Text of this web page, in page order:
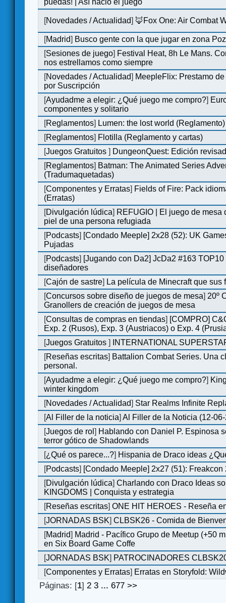
puedas! | Así nació el juego
[Novedades / Actualidad] 🦊Fox One: Air Combat
[Madrid] Busco gente con la que jugar en zona
[Sesiones de juego] Festival Heat, 8h Le Mans.
nos estrellamos como siempre
[Novedades / Actualidad] MeepleFlix: Prestamo
por Suscripción
[Ayudadme a elegir: ¿Qué juego me compro?]
componentes y solitario
[Reglamentos] Lumen: the lost world (Reglamento)
[Reglamentos] Flotilla (Reglamento y cartas)
[Juegos Gratuitos] DungeonQuest: Edición
[Reglamentos] Batman: The Animated Series
(Tradumaquetadas)
[Componentes y Erratas] Fields of Fire: Pack
(Erratas)
[Divulgación lúdica] REFUGIO | El juego de mesa
piel de una persona refugiada
[Podcasts] [Condado Meeple] 2x28 (52): UK
Pujadas
[Podcasts] [Jugando con Da2] JcDa2 #163
diseñadores
[Cajón de sastre] La película de Minecraft que sus
[Concursos sobre diseño de juegos de mesa] 20º
Granollers de creación de juegos de mesa
[Consultas de compras en tiendas] [COMPRO]
Exp. 2 (Rusos), Exp. 3 (Austriacos) o Exp. 4
[Juegos Gratuitos]
INTERNATIONAL
[Reseñas escritas] Battalion Combat Series. Una
personal.
[Ayudadme a elegir: ¿Qué juego me compro?]
winter kingdom
[Novedades / Actualidad] Star Realms Infinite
[Al Filler de la noticia]Al Filler de la Noticia (12-
[Juegos de rol] Hablando con Daniel P. Espinosa
terror gótico de Shadowlands
[¿Qué os parece...?] Hispania de Draco ideas
[Podcasts] [Condado Meeple] 2x27 (51): Freakcon
[Divulgación lúdica]Charlando con Draco Ideas
KINGDOMS | Conquista y estrategia
[Reseñas escritas]ONE HIT HEROES - Reseña
[JORNADAS BSK]CLBSK26 - Comida de
[Madrid] Madrid - Pacífico Grupo de Meetup (+50
en Six Board Game Coffe
[JORNADAS BSK] PATROCINADORES
[Componentes y Erratas] Erratas en Storyfold:
Páginas: [1]2 3 ...677 >>